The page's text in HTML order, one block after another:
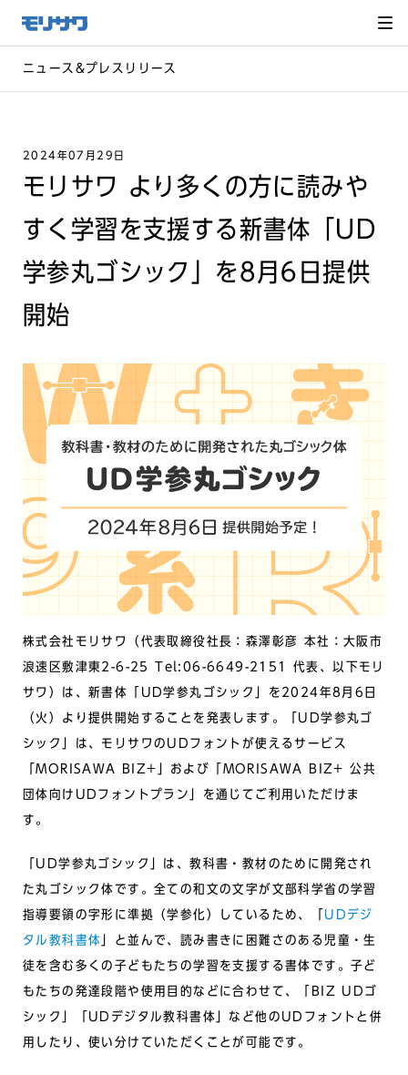
メ
ニュー
飛ばし
へ移動
ニュース&プレスリリース
2024年07月29日
モリサワ より多くの方に読みや
すく学習を支援する新書体「UD
学参丸ゴシック」を8月6日提供
開始
株式会社モリサワ（代表取締役社長：森澤彰彦 本社：大阪市
浪速区敷津東2-6-25 Tel:06-6649-2151 代表、以下モリ
サワ）は、新書体「UD学参丸ゴシック」を2024年8月6日
（火）より提供開始することを発表します。「UD学参丸ゴ
シック」は、モリサワのUDフォントが使えるサービス
「MORISAWA BIZ+」および「MORISAWA BIZ+ 公共
団体向けUDフォントプラン」を通じてご利用いただけま
す。
「UD学参丸ゴシック」は、教科書・教材のために開発され
た丸ゴシック体です。全ての和文の文字が文部科学省の学習
指導要領の字形に準拠（学参化）しているため、「 UDデジ
タル教科書体
」と並んで、読み書きに困難さのある児童・生
徒を含む多くの子どもたちの学習を支援する書体です。子ど
もたちの発達段階や使用目的などに合わせて、「BIZ UDゴ
シック」「UDデジタル教科書体」など他のUDフォントと併
用したり、使い分けていただくことが可能です。